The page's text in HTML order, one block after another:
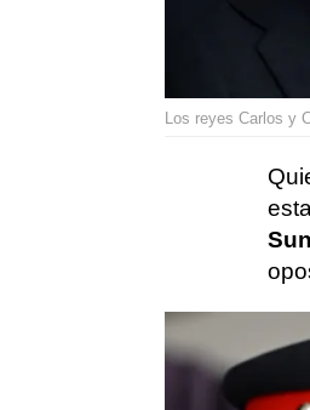
Los reyes Carlos y